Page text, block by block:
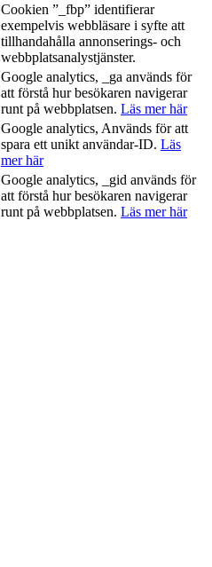
Cookien ”_fbp” identifierar
exempelvis webbläsare i syfte att
tillhandahålla annonserings- och
webbplatsanalystjänster.
Google analytics, _ga används för
att förstå hur besökaren navigerar
runt på webbplatsen. Läs mer här
Google analytics, Används för att
spara ett unikt användar-ID. Läs
mer här
Google analytics, _gid används för
att förstå hur besökaren navigerar
runt på webbplatsen. Läs mer här